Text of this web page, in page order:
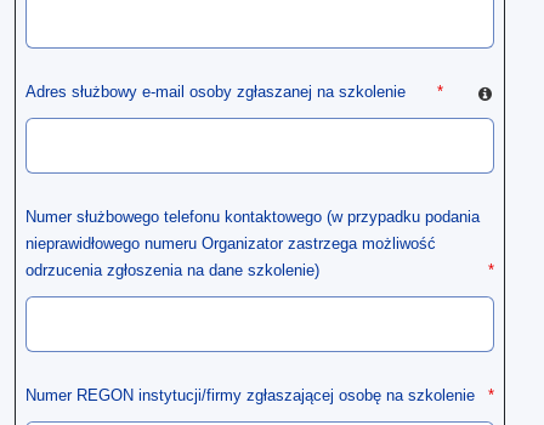
Adres służbowy e-mail osoby zgłaszanej na szkolenie *
Numer służbowego telefonu kontaktowego (w przypadku podania
nieprawidłowego numeru Organizator zastrzega możliwość
odrzucenia zgłoszenia na dane szkolenie)
*
Numer REGON instytucji/firmy zgłaszającej osobę na szkolenie *